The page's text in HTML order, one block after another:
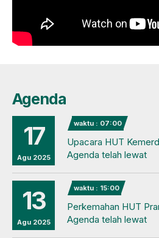
Agenda
17
Agu 2025
waktu : 07:00
Upacara HUT
Agenda telah lewat
13
Agu 2025
waktu : 15:00
Perkemahan HUT
Agenda telah lewat